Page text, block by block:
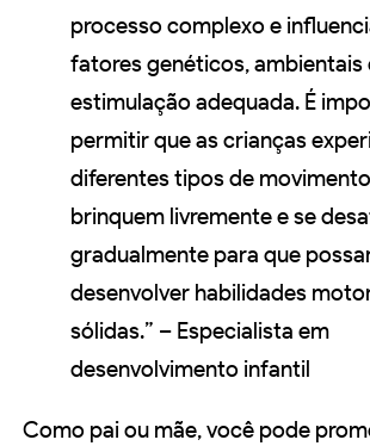
processo complexo e
fatores genéticos, ambientais
estimulação adequada. É
permitir que as crianças
diferentes tipos de
brinquem livremente e se
gradualmente para que
desenvolver habilidades
sólidas.” – Especialista em
desenvolvimento infantil
Como pai ou mãe, você pode